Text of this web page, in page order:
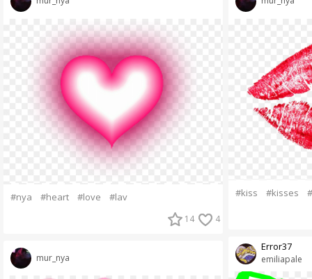
#nya #heart #love #lav
14 4
mur_nya
#kiss #kisses
emiliapale
Error37